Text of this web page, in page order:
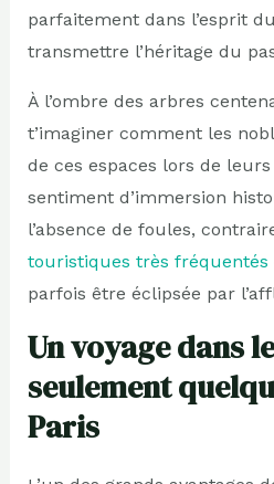
parfaitement dans l’esprit
transmettre l’héritage du
À l’ombre des arbres
t’imaginer comment les
de ces espaces lors de
sentiment d’immersion
l’absence de foules,
touristiques très fréquentés
parfois être éclipsée par
Un voyage dans
seulement
Paris